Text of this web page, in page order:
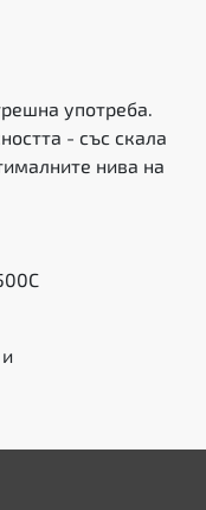
употреба.
- със скала
нива на